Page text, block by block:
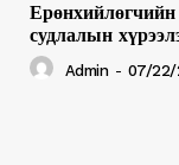
судлалын
Admin - 07/22/